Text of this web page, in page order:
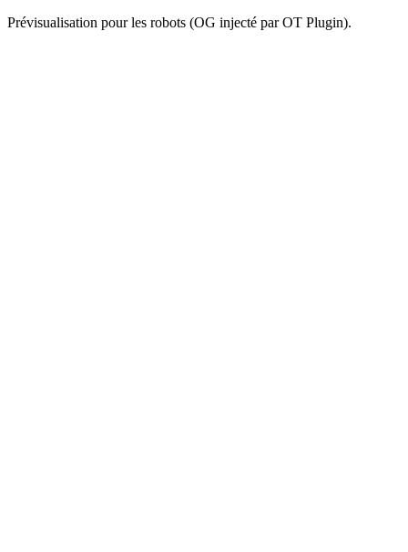
Prévisualisation pour les robots (OG injecté par OT Plugin).